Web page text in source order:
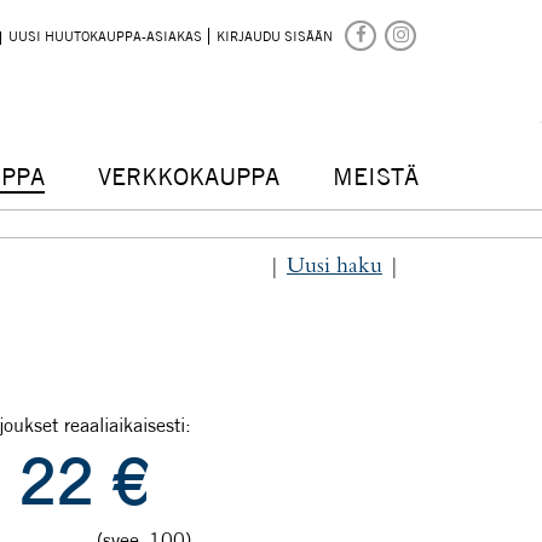
UUSI HUUTOKAUPPA-ASIAKAS KIRJAUDU SISÄÄN
VERKKOKAUPPA MEISTÄ
Uusi haku
reaaliaikaisesti:
22 €